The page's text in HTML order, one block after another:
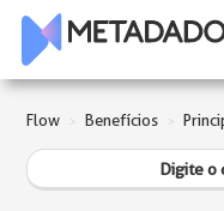
Flow Benefícios